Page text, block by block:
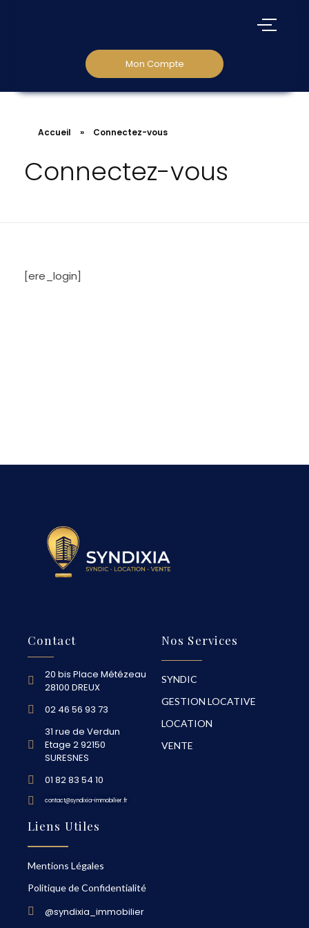
Mon Compte
Accueil » Connectez-vous
Connectez-vous
[ere_login]
Contact
20 bis Place Métézeau
28100 DREUX
02 46 56 93 73
31 rue de Verdun
Etage 2 92150
SURESNES
01 82 83 54 10
contact@syndixia-immobilier.fr
Nos Services
SYNDIC
GESTION LOCATIVE
LOCATION
VENTE
Liens Utiles
Mentions Légales
Politique de Confidentialité
@syndixia_immobilier